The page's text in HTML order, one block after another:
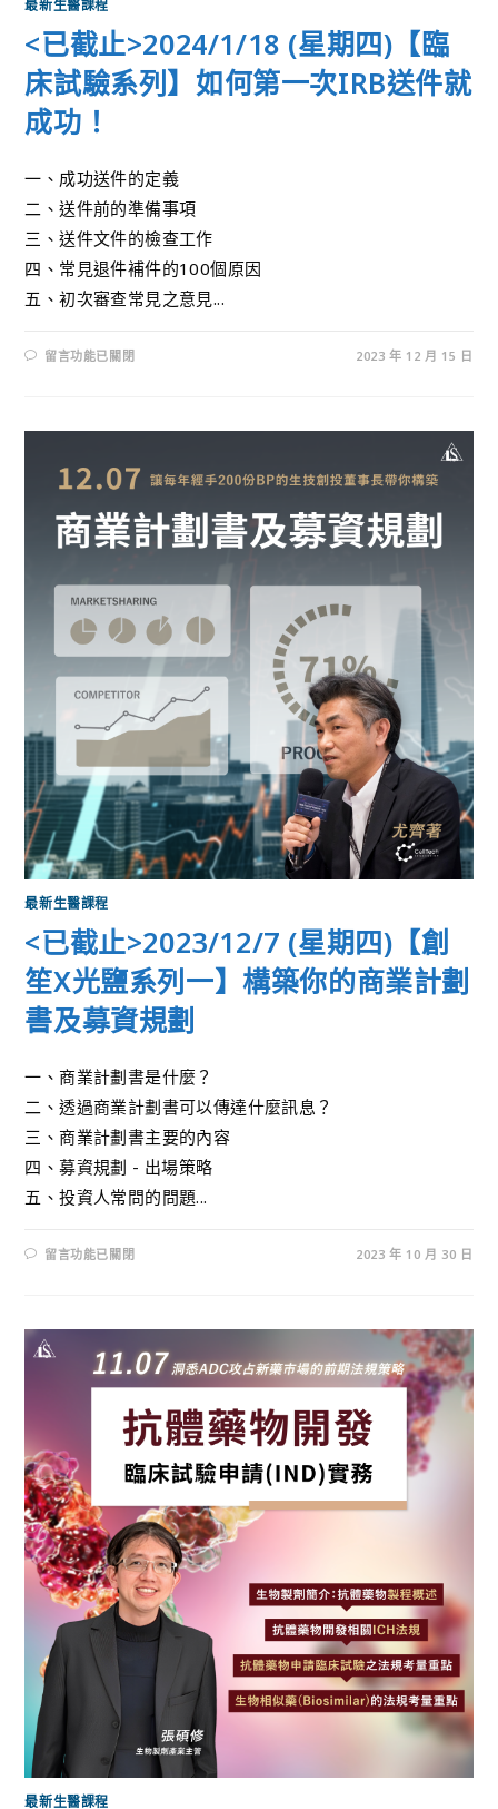
最新生醫課程
<已截止>2024/1/18 (星期四)【臨
床試驗系列】如何第一次IRB送件就
成功！
一、成功送件的定義
二、送件前的準備事項
三、送件文件的檢查工作
四、常見退件補件的100個原因
五、初次審查常見之意見...
留言功能已關閉 2023 年 12 月 15 日
最新生醫課程
<已截止>2023/12/7 (星期四)【創
笙X光鹽系列一】構築你的商業計劃
書及募資規劃
一、商業計劃書是什麼？
二、透過商業計劃書可以傳達什麼訊息？
三、商業計劃書主要的內容
四、募資規劃 - 出場策略
五、投資人常問的問題...
留言功能已關閉 2023 年 10 月 30 日
最新生醫課程